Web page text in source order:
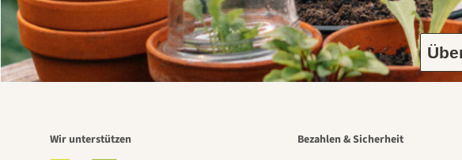
Wir unterstützen Bezahlen & Sicherheit